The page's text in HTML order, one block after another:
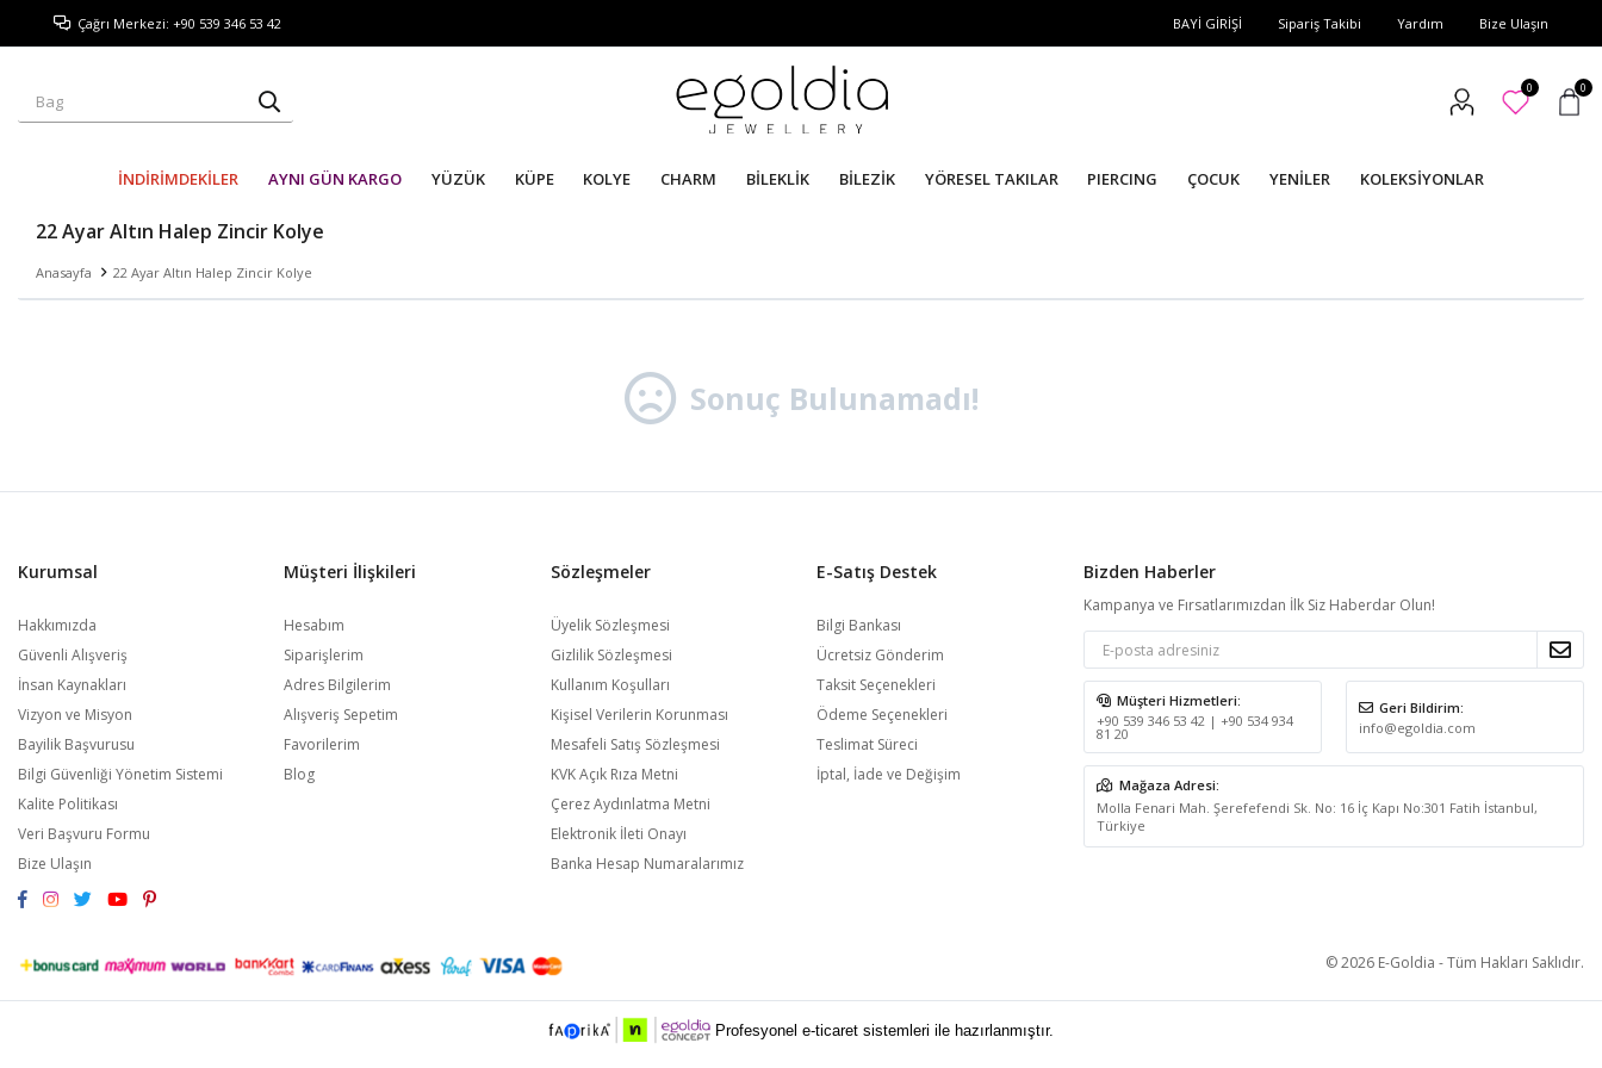
Çağrı Merkezi: +90 539 346 53 42 BAYİ GİRİŞİ Sipariş Takibi Yardım Bize Ulaşın
0 0
İNDİRİMDEKİLER AYNI GÜN KARGO YÜZÜK KÜPE KOLYE CHARM BİLEKLİK BİLEZİK YÖRESEL TAKILAR PIERCING ÇOCUK YENİLER KOLEKSİYONLAR
22 Ayar Altın Halep Zincir Kolye
Anasayfa 22 Ayar Altın Halep Zincir Kolye
Sonuç Bulunamadı!
Kurumsal
Hakkımızda
Güvenli Alışveriş
İnsan Kaynakları
Vizyon ve Misyon
Bayilik Başvurusu
Bilgi Güvenliği Yönetim Sistemi
Kalite Politikası
Veri Başvuru Formu
Bize Ulaşın
Müşteri İlişkileri
Hesabım
Siparişlerim
Adres Bilgilerim
Alışveriş Sepetim
Favorilerim
Blog
Sözleşmeler
Üyelik Sözleşmesi
Gizlilik Sözleşmesi
Kullanım Koşulları
Kişisel Verilerin Korunması
Mesafeli Satış Sözleşmesi
KVK Açık Rıza Metni
Çerez Aydınlatma Metni
Elektronik İleti Onayı
Banka Hesap Numaralarımız
E-Satış Destek
Bilgi Bankası
Ücretsiz Gönderim
Taksit Seçenekleri
Ödeme Seçenekleri
Teslimat Süreci
İptal, İade ve Değişim
Bizden Haberler
Kampanya ve Fırsatlarımızdan İlk Siz Haberdar Olun!
Müşteri Hizmetleri:
+90 539 346 53 42 | +90 534 934
81 20
Geri Bildirim:
info@egoldia.com
Mağaza Adresi:
Molla Fenari Mah. Şerefefendi Sk. No: 16 İç Kapı No:301 Fatih İstanbul,
Türkiye
© 2026 E-Goldia - Tüm Hakları Saklıdır.
Profesyonel e-ticaret sistemleri ile hazırlanmıştır.